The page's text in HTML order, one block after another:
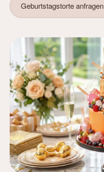
Geburtstagstorte anfragen